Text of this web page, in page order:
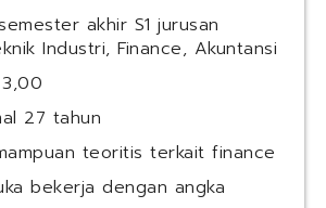
akhir S1 jurusan
Industri, Finance, Akuntansi
27 tahun
teoritis terkait finance
bekerja dengan angka